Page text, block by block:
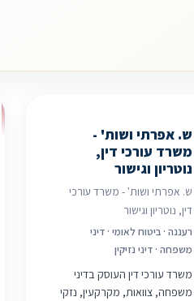
ש. אפרתי ושות' -
משרד עורכי דין,
נוטריון וגישור
ש. אפרתי ושות' - משרד עורכי
דין, נוטריון וגישור
רעננה · ביטוח לאומי · דיני
משפחה · דיני נזיקין
משרד עורכי דין העוסק בדיני
משפחה, צוואות, מקרקעין, נזקי